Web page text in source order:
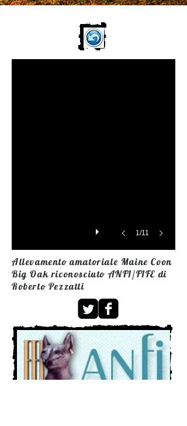
1/11
Allevamento amatoriale Maine Coon
Big Oak riconosciuto ANFI/FIFE di
Roberto Pezzatti